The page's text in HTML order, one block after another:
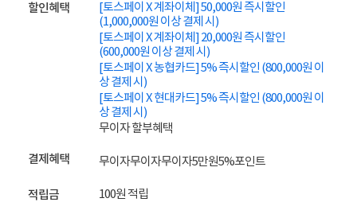
할인혜택
[토스페이 X 계좌이체] 50,000원 즉시할인
(1,000,000원 이상 결제 시)
[토스페이 X 계좌이체] 20,000원 즉시할인
(600,000원 이상 결제 시)
[토스페이 X 농협카드] 5% 즉시할인 (800,000원 이
상 결제 시)
[토스페이 X 현대카드] 5% 즉시할인 (800,000원 이
상 결제 시)
무이자 할부혜택
결제혜택 무이자무이자무이자5만원5%포인트
적립금 100원 적립